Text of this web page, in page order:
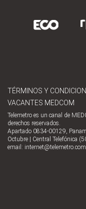
TÉRMINOS Y
VACANTES MEDCOM
Telemetro es un canal de
derechos reservados.
Apartado 0834-00129,
Octubre | Central Telefónica
email: internet@telemetro.com